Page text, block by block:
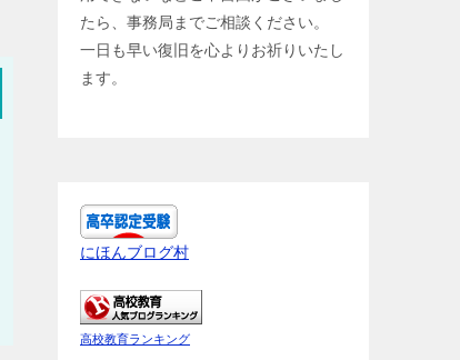
たら、事務局までご相談ください。
一日も早い復旧を心よりお祈りいたし
ます。
にほんブログ村
高校教育ランキング